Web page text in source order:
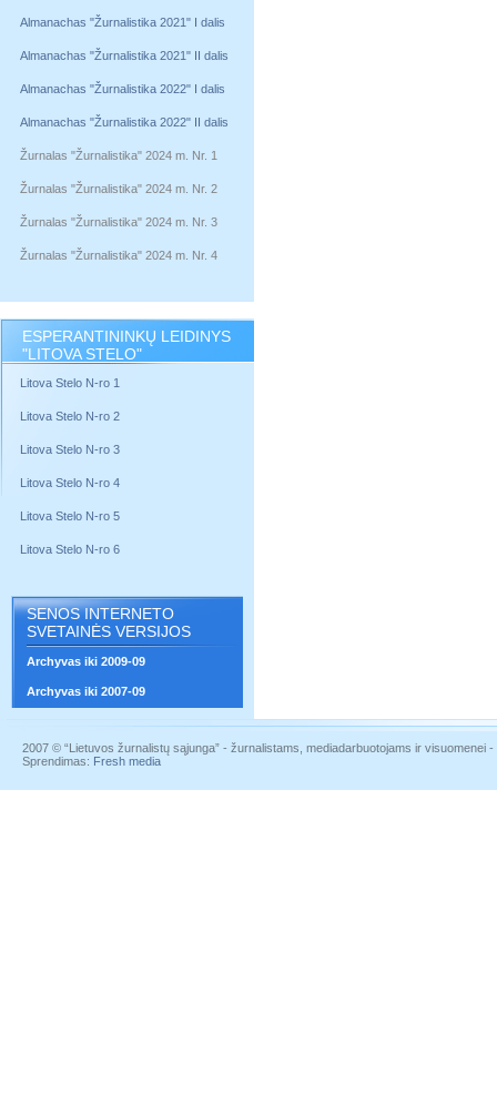
Almanachas "Žurnalistika 2021" I dalis
Almanachas "Žurnalistika 2021" II dalis
Almanachas "Žurnalistika 2022" I dalis
Almanachas "Žurnalistika 2022" II dalis
Žurnalas "Žurnalistika" 2024 m. Nr. 1
Žurnalas "Žurnalistika" 2024 m. Nr. 2
Žurnalas "Žurnalistika" 2024 m. Nr. 3
Žurnalas "Žurnalistika" 2024 m. Nr. 4
ESPERANTININKŲ LEIDINYS
"LITOVA STELO"
Litova Stelo N-ro 1
Litova Stelo N-ro 2
Litova Stelo N-ro 3
Litova Stelo N-ro 4
Litova Stelo N-ro 5
Litova Stelo N-ro 6
SENOS INTERNETO
SVETAINĖS VERSIJOS
Archyvas iki 2009-09
Archyvas iki 2007-09
2007 © “Lietuvos žurnalistų sąjunga” - žurnalistams, mediadarbuotojams ir visuomenei
Sprendimas: Fresh media